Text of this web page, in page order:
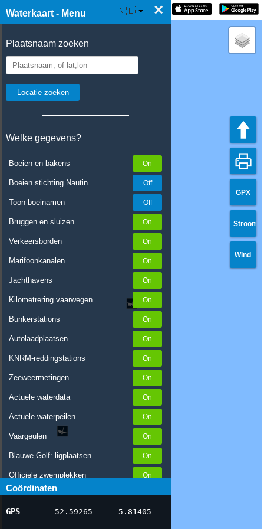
Waterkaart - Menu ×
Plaatsnaam zoeken
Welke gegevens?
Boeien en bakens
Boeien stichting Nautin
Toon boeinamen
Bruggen en sluizen
Verkeersborden
Marifoonkanalen
Jachthavens
Kilometrering vaarwegen
Bunkerstations
Autolaadplaatsen
KNRM-reddingstations
Zeeweermetingen
Actuele waterdata
Actuele waterpeilen
Vaargeulen
Blauwe Golf: ligplaatsen
Officiele zwemplekken
Stremmingen/hinder
AIS scheepsposities
Coördinaten
GPS 52.59265 5.81405
☰ Waterkaart Live 🇳🇱
GPX
Stroom
Wind